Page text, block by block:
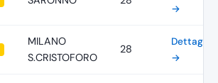
→
MILANO
S.CRISTOFORO
28
Dettagli
→